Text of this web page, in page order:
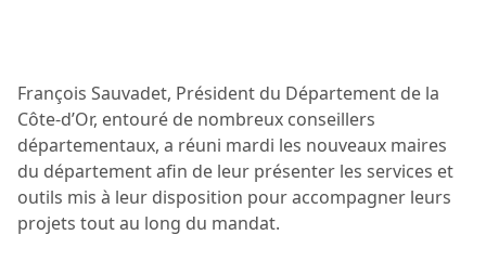
François Sauvadet, Président du Département de la
Côte-d’Or, entouré de nombreux conseillers
départementaux, a réuni mardi les nouveaux maires
du département afin de leur présenter les services et
outils mis à leur disposition pour accompagner leurs
projets tout au long du mandat.